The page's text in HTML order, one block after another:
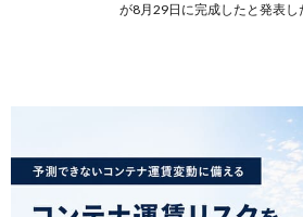
が8月29日に完成したと発表し